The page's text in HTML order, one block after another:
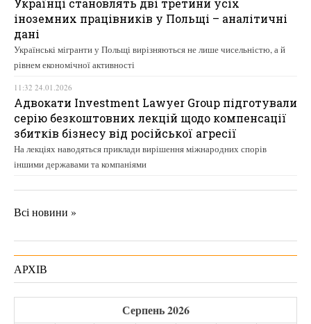
Українці становлять дві третини усіх
іноземних працівників у Польщі – аналітичні
дані
Українські мігранти у Польщі вирізняються не лише чисельністю, а й
рівнем економічної активності
11:32 24.01.2026
Адвокати Investment Lawyer Group підготували
серію безкоштовних лекцій щодо компенсації
збитків бізнесу від російської агресії
На лекціях наводяться приклади вирішення міжнародних спорів
іншими державами та компаніями
Всі новини »
АРХІВ
Серпень 2026